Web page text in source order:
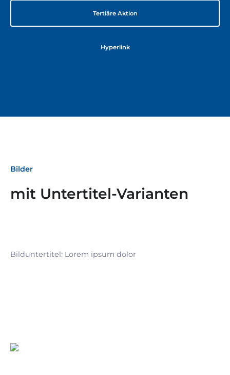
Tertiäre Aktion
Hyperlink
Bilder
mit Untertitel-Varianten
Bilduntertitel: Lorem ipsum dolor